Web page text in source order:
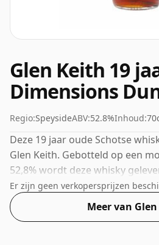
Glen Keith 19
Dimensions
Regio:SpeysideABV:52.8%Inhoud:
Deze 19 jaar oude Schotse
Glen Keith. Gebotteld op een
52,8% wordt deze whisky
Er zijn geen verkopersprijzen
Meer van